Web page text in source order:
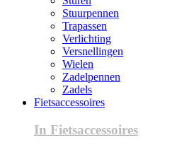
Stuurpennen
Trapassen
Verlichting
Versnellingen
Wielen
Zadelpennen
Zadels
Fietsaccessoires
In Fietsaccessoires